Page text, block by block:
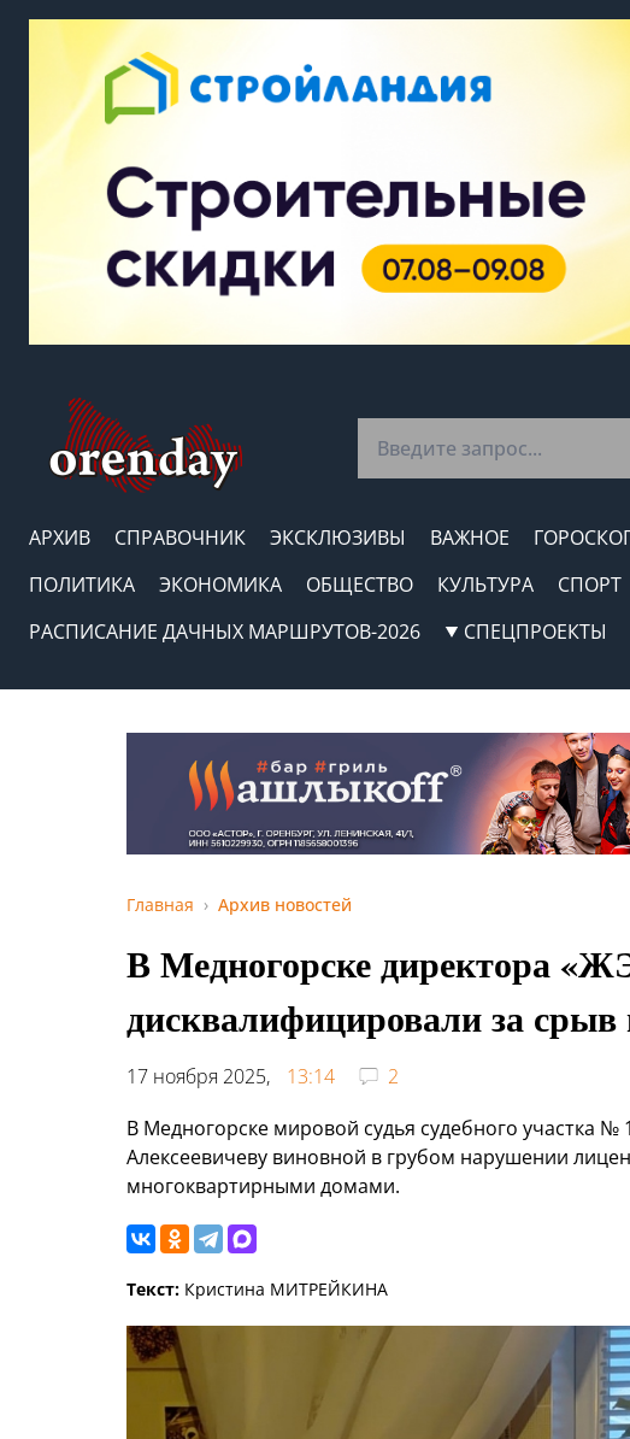
АРХИВ СПРАВОЧНИК ЭКСКЛЮЗИВЫ ВАЖНОЕ
ПОЛИТИКА
ЭКОНОМИКА ОБЩЕСТВО КУЛЬТУРА СПОРТ
РАСПИСАНИЕ ДАЧНЫХ МАРШРУТОВ-2026
СПЕЦПРОЕКТЫ
Главная Архив новостей
В Медногорске директора
дисквалифицировали за срыв
17 ноября 2025, 13:14
2
В Медногорске мировой судья судебного участка
Алексеевичеву виновной в грубом нарушении
многоквартирными домами.
Текст: Кристина МИТРЕЙКИНА